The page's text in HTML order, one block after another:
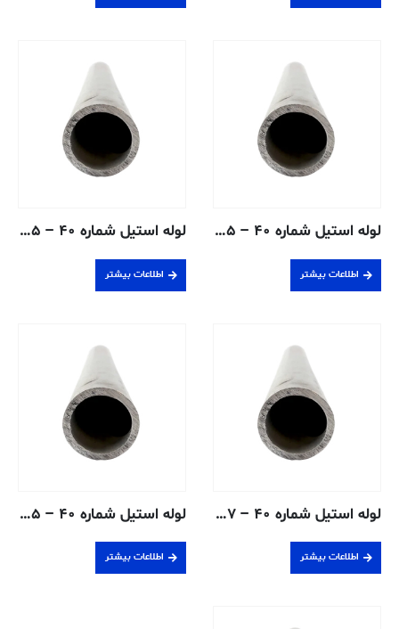
لوله استیل شماره ۴۰ – ۰٫۹۵۲۵ سانتی متر – ۳۰۴/۳۰۴L جوش داده شده
اطلاعات بیشتر
لوله استیل شماره ۴۰ – ۰٫۹۵۲۵ سانتی متر – ۳۱۶/۳۱۶L جوش داده شده
اطلاعات بیشتر
لوله استیل شماره ۴۰ – ۱٫۲۷ سانتی متر – ۳۰۴/۳۰۴L جوش داده شده
اطلاعات بیشتر
لوله استیل شماره ۴۰ – ۱٫۹۰۵ سانتی متر – ۳۰۴/۳۰۴L جوش داده شده
اطلاعات بیشتر